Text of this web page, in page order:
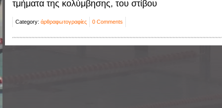
τμήματα της κολύμβησης, του στίβου
Category: άρθραφωτογραφίες 0 Comments